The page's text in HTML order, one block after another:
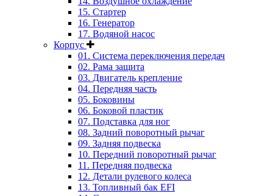
15. Стартер
16. Генератор
17. Водяной насос
Корпус
01. Система переключения передач
02. Рама защита
03. Двигатель крепление
04. Передняя часть
05. Боковины
06. Боковой пластик
07. Подставка для ног
08. Задний поворотный рычаг
09. Задняя подвеска
10. Передний поворотный рычаг
11. Передняя подвеска
12. Детали рулевого колеса
13. Топливный бак EFI